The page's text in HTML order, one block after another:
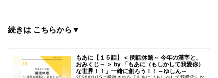
続きは こちらから▼
もあに【１５話】＜ 閑話休題～ 今年の漢字と、
おみくじ～ ＞ by 「もあに（もしかして我愛你）
な世界！！」一緒に創ろう！！～ゆしん～